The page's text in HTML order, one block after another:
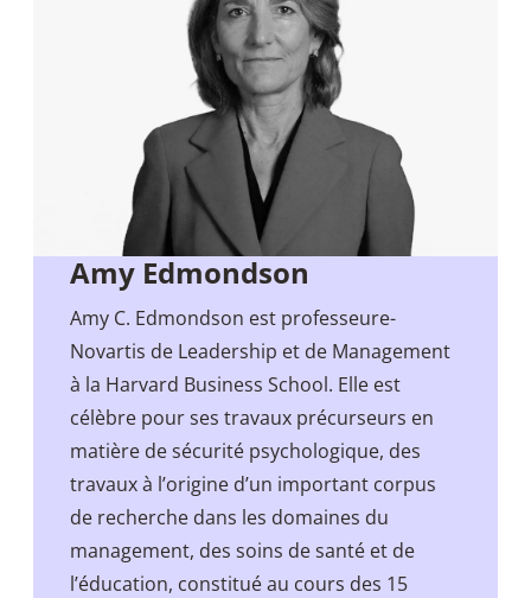
Amy Edmondson
Amy C. Edmondson est professeure-
Novartis de Leadership et de Management
à la Harvard Business School. Elle est
célèbre pour ses travaux précurseurs en
matière de sécurité psychologique, des
travaux à l’origine d’un important corpus
de recherche dans les domaines du
management, des soins de santé et de
l’éducation, constitué au cours des 15